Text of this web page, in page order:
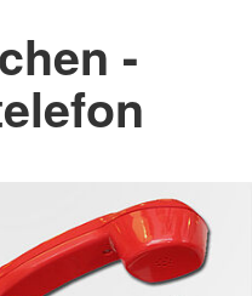
-